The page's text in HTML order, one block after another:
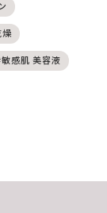
燥
感肌 美容液